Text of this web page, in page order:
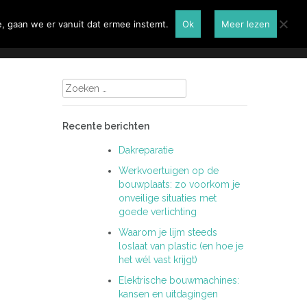
Renovatie Contactformulier
Zoeken
naar:
Recente berichten
Dakreparatie
Werkvoertuigen op de
bouwplaats: zo voorkom je
onveilige situaties met
goede verlichting
Waarom je lijm steeds
loslaat van plastic (en hoe je
het wél vast krijgt)
Elektrische bouwmachines:
kansen en uitdagingen
gaan we er vanuit dat ermee instemt. Ok Meer lezen